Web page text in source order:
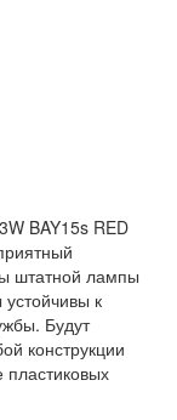
BAY15s RED
штатной лампы
к
Будут
конструкции